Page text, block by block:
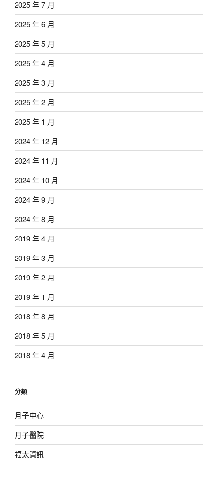
2025 年 7 月
2025 年 6 月
2025 年 5 月
2025 年 4 月
2025 年 3 月
2025 年 2 月
2025 年 1 月
2024 年 12 月
2024 年 11 月
2024 年 10 月
2024 年 9 月
2024 年 8 月
2019 年 4 月
2019 年 3 月
2019 年 2 月
2019 年 1 月
2018 年 8 月
2018 年 5 月
2018 年 4 月
分類
月子中心
月子醫院
福太資訊